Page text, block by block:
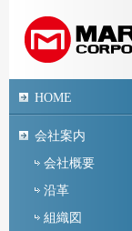
HOME
会社案内
会社概要
沿革
組織図